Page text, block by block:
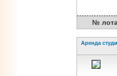
№ лота :
Аренда